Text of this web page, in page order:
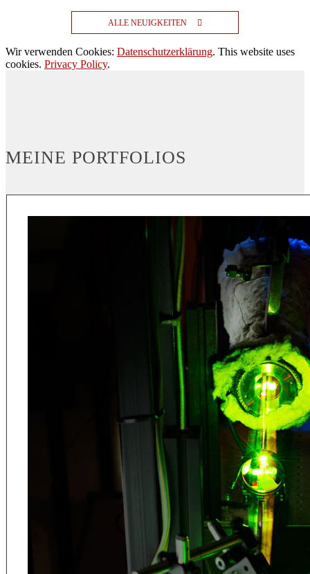
ALLE NEUIGKEITEN
Wir verwenden Cookies: Datenschutzerklärung. This website uses
cookies. Privacy Policy.
MEINE PORTFOLIOS